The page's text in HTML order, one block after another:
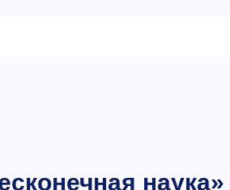
наука»